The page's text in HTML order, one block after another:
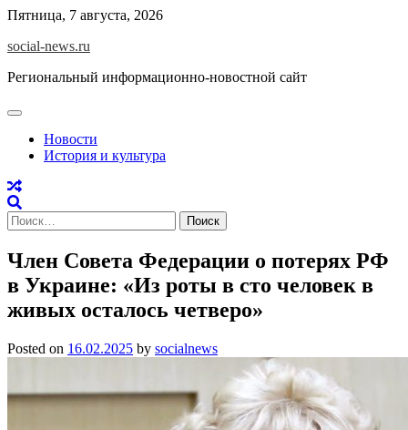
Skip
content
Пятница, 7 августа, 2026
social-news.ru
Региональный информационно-новостной сайт
Новости
История и культура
Найти:
Член Совета Федерации о потерях РФ
в Украине: «Из роты в сто человек в
живых осталось четверо»
Posted on 16.02.2025 by socialnews